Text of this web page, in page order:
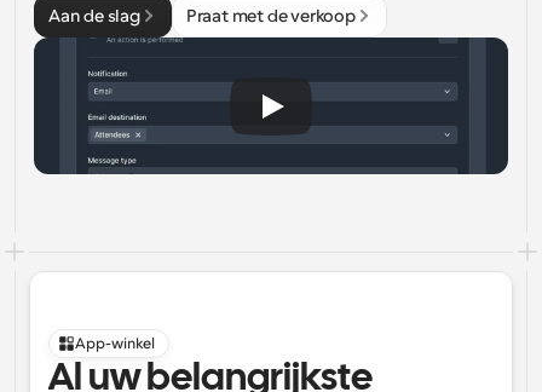
Aan de slag Praat met de verkoop
App-winkel
Al uw belangrijkste